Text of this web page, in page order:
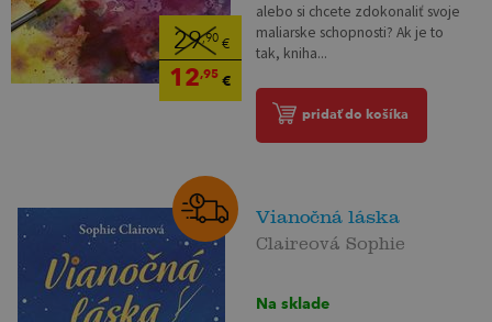
29,90€
12,95€
alebo si chcete zdokonaliť svoje
maliarske schopnosti? Ak je to
tak, kniha...
pridať do košíka
Vianočná láska
Claireová Sophie
Na sklade